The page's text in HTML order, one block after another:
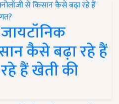
कैसे बढ़ा रहे हैं
हैं खेती की